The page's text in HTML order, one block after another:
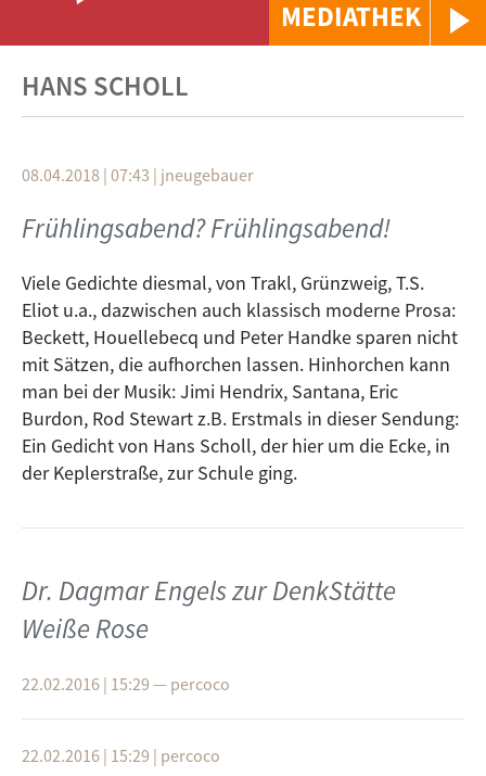
MEDIATHEK
HANS SCHOLL
08.04.2018 | 07:43 | jneugebauer
Frühlingsabend? Frühlingsabend!
Viele Gedichte diesmal, von Trakl, Grünzweig, T.S.
Eliot u.a., dazwischen auch klassisch moderne Prosa:
Beckett, Houellebecq und Peter Handke sparen nicht
mit Sätzen, die aufhorchen lassen. Hinhorchen kann
man bei der Musik: Jimi Hendrix, Santana, Eric
Burdon, Rod Stewart z.B. Erstmals in dieser Sendung:
Ein Gedicht von Hans Scholl, der hier um die Ecke, in
der Keplerstraße, zur Schule ging.
Dr. Dagmar Engels zur DenkStätte
Weiße Rose
22.02.2016 | 15:29 — percoco
22.02.2016 | 15:29 | percoco